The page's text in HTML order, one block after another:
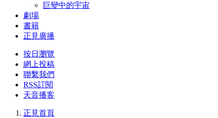
巨變中的宇宙
劇場
書籍
正見廣播
按日瀏覽
網上投稿
聯繫我們
RSS訂閱
天音播客
正見首頁